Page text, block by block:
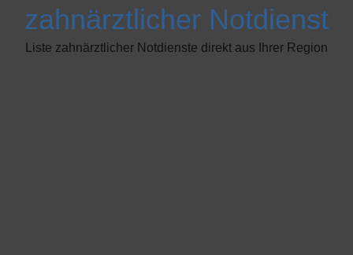
zahnärztlicher Notdienst
Liste zahnärztlicher Notdienste direkt aus Ihrer Region